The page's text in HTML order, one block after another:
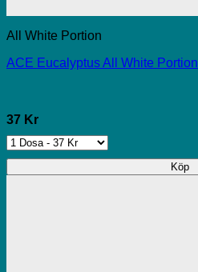
All White Portion
ACE Eucalyptus All White Portion
37 Kr
Köp